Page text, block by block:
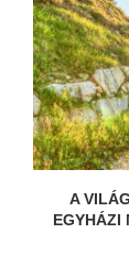
A
EGYHÁZI